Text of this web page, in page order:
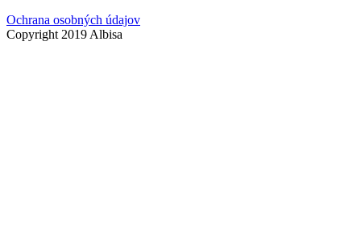
Ochrana osobných údajov
Copyright 2019 Albisa